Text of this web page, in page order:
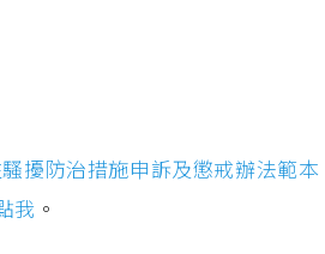
擾防治措施申訴及懲戒辦法範本
我 。